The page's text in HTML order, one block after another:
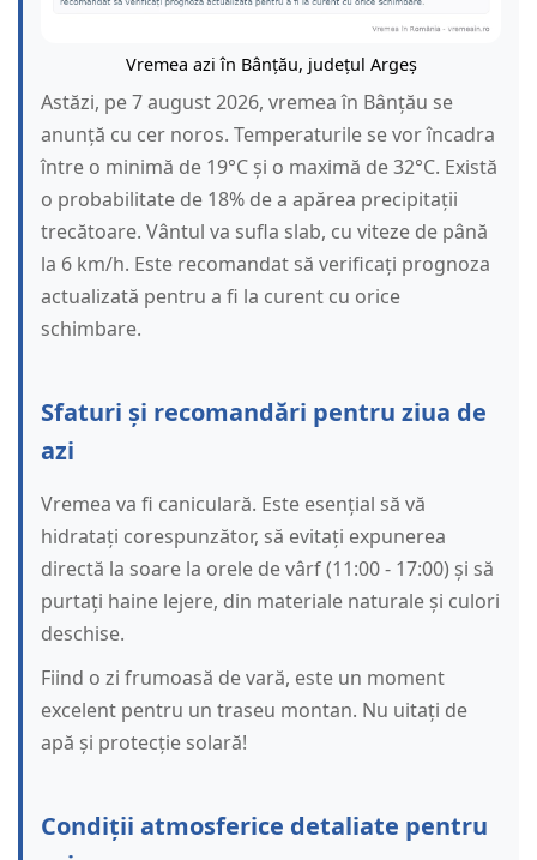
Vremea azi în Bânțău, județul Argeș
Astăzi, pe 7 august 2026, vremea în Bânțău se
anunță cu cer noros. Temperaturile se vor încadra
între o minimă de 19°C și o maximă de 32°C. Există
o probabilitate de 18% de a apărea precipitații
trecătoare. Vântul va sufla slab, cu viteze de până
la 6 km/h. Este recomandat să verificați prognoza
actualizată pentru a fi la curent cu orice
schimbare.
Sfaturi și recomandări pentru ziua de
azi
Vremea va fi caniculară. Este esențial să vă
hidratați corespunzător, să evitați expunerea
directă la soare la orele de vârf (11:00 - 17:00) și să
purtați haine lejere, din materiale naturale și culori
deschise.
Fiind o zi frumoasă de vară, este un moment
excelent pentru un traseu montan. Nu uitați de
apă și protecție solară!
Condiții atmosferice detaliate pentru